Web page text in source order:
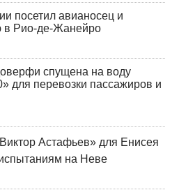
посетил авианосец и
в Рио-де-Жанейро
спущена на воду
для перевозки пассажиров и
Астафьев» для Енисея
на Неве